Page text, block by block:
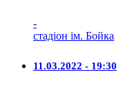
-
стадіон ім. Бойка
11.03.2022 - 19:30